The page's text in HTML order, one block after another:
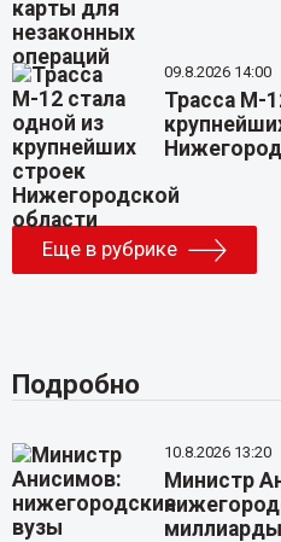
09.8.2026 14:00
Трасса М-
Еще в рубрике
Подробно
10.8.2026 13:20
Министр